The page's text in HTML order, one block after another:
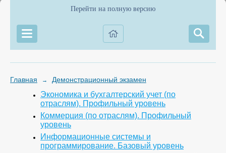
Перейти на полную версию
Главная → Демонстрационный экзамен
Экономика и бухгалтерский учет (по
отраслям). Профильный уровень
Коммерция (по отраслям). Профильный
уровень
Информационные системы и
программирование. Базовый уровень